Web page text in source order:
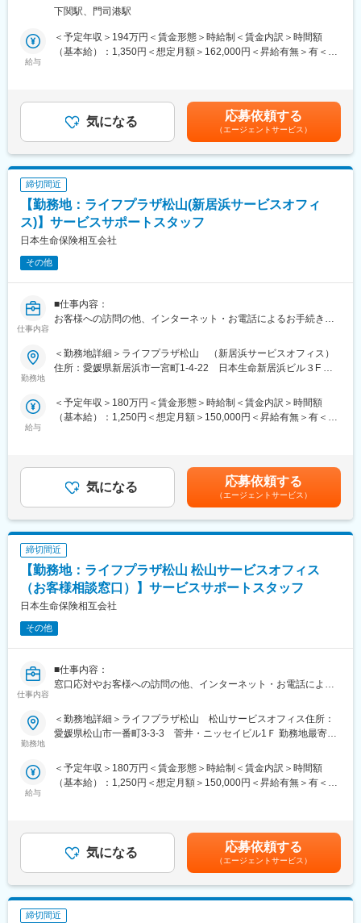
ィングに必要な基礎知識・基礎スキルを習得し勤務良好の場合、
サービスコーディネーター(正職員)への登用※となります。
※本人希望・業務習熟度・勤務実態等に応じて、サービスコーディ
ネーターへの登用有無及び登用時期は異なります。
【期間の定め】無
【初任給月額】211,000円
【就業時間】9:00～17:00(休憩1時間)
サービスコーディネーター(サービスサポートスタッフ)の採用募集
に際し、当社が応募者の方々より取得した個人情報につきまして
は、当社採用募集に関する業務にのみ使用させていただきます。
ただし、当社に入社された場合は、入社後の雇用管理等にも使用
させていただきます。(なお、入社に至らなかった場合は、当社が
取得した個人情報については、当社で責任を持って廃棄いたしま
変更の範囲：無
める事業所
下関駅、門司港駅
給与
＜予定年収＞194万円＜賃金形態＞時給制＜賃金内訳＞時間額
（基本給）：1,350円＜想定月額＞162,000円＜昇給有無＞有＜残
は、職務内容欄参照。賃金はあくまでも目安の金額であり、選考
を通じて上下する可能性があります。月給(月額)は固定手当を含め
気になる 応募依頼する
（エージェントサービス）
締切間近
【勤務地：ライフプラザ松山(新居浜サービスオフィ
ス)】サービスサポートスタッフ
日本生命保険相互会社
その他
仕事内容
■仕事内容：
お客様への訪問の他、インターネット・お電話によるお手続き・
■労働契約補足：
まずはサービスサポートスタッフ(パート職制／３ヵ月毎に契約更
ィングに必要な基礎知識・基礎スキルを習得し勤務良好の場合、
サービスコーディネーター(正職員)への登用※となります。
■サービスコーディネーター(正職員)勤務条件
【期間の定め】無
【初任給月額】201,000円
【就業時間】9:00～17:00(休憩1時間)
※記載の初任給月額は2025年4月時点の営業職員規定に基づく。
■個人情報利用について：
サービスコーディネーター(サービスサポートスタッフ)の採用募集
に際し、当社が応募者の方々より取得した個人情報につきまして
は、当社採用募集に関する業務にのみ使用させていただきます。
ただし、当社に入社された場合は、入社後の雇用管理等にも使用
させていただきます。(なお、入社に至らなかった場合は、当社が
取得した個人情報については、当社で責任を持って廃棄いたしま
す。)
新25－2455,ネットワーク業務部
勤務地
＜勤務地詳細＞ライフプラザ松山 （新居浜サービスオフィス）
住所：愛媛県新居浜市一宮町1-4-22 日本生命新居浜ビル３F 勤
範囲：会社の定める事業所
給与
＜予定年収＞180万円＜賃金形態＞時給制＜賃金内訳＞時間額
（基本給）：1,250円＜想定月額＞150,000円＜昇給有無＞有＜残
は、職務内容欄参照。賃金はあくまでも目安の金額であり、選考
を通じて上下する可能性があります。月給(月額)は固定手当を含め
気になる 応募依頼する
（エージェントサービス）
締切間近
【勤務地：ライフプラザ松山 松山サービスオフィス
（お客様相談窓口）】サービスサポートスタッフ
日本生命保険相互会社
その他
仕事内容
■仕事内容：
窓口応対やお客様への訪問の他、インターネット・お電話による
ビス及び営業
■労働契約補足：
まずはサービスサポートスタッフ(パート職制／３ヵ月毎に契約更
ィングに必要な基礎知識・基礎スキルを習得し勤務良好の場合、
サービスコーディネーター(正職員)への登用※となります。
■サービスコーディネーター(正職員)勤務条件
【期間の定め】無
【初任給月額】201,000円
【就業時間】9:00～17:00(休憩1時間)
※記載の初任給月額は2025年4月時点の営業職員規定に基づく。
■個人情報利用について：
勤務地
＜勤務地詳細＞ライフプラザ松山 松山サービスオフィス住所：
愛媛県松山市一番町3-3-3 菅井・ニッセイビル1Ｆ 勤務地最寄
囲：会社の定める事業所（リモートワーク含む）
給与
＜予定年収＞180万円＜賃金形態＞時給制＜賃金内訳＞時間額
（基本給）：1,250円＜想定月額＞150,000円＜昇給有無＞有＜残
は、職務内容欄参照。賃金はあくまでも目安の金額であり、選考
を通じて上下する可能性があります。月給(月額)は固定手当を含め
気になる 応募依頼する
（エージェントサービス）
締切間近